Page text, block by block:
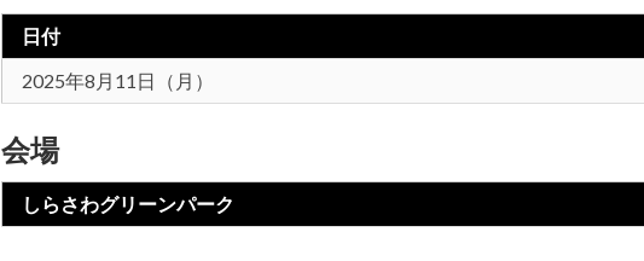
日付
2025年8月11日（月）
会場
しらさわグリーンパーク